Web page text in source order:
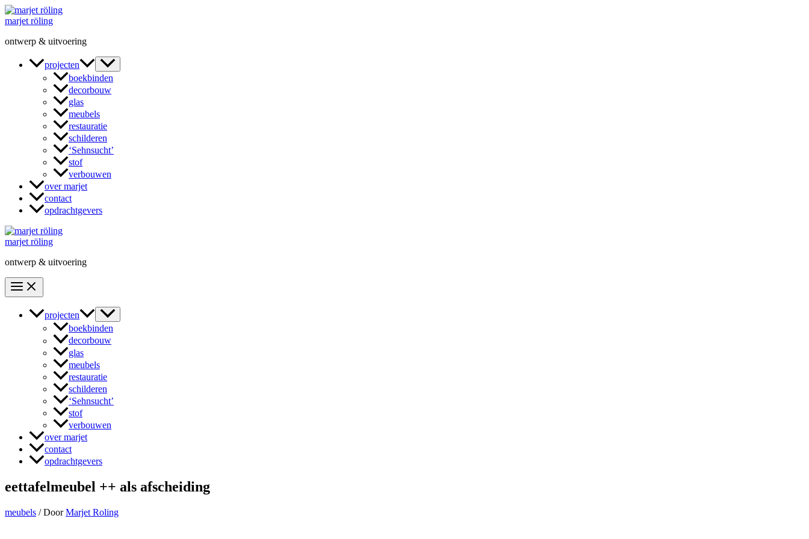
Ga
naar
inhoud
marjet röling
ontwerp & uitvoering
projecten
boekbinden
decorbouw
glas
meubels
restauratie
schilderen
‘Sehnsucht’
stof
verbouwen
over marjet
contact
opdrachtgevers
marjet röling
ontwerp & uitvoering
projecten
boekbinden
decorbouw
glas
meubels
restauratie
schilderen
‘Sehnsucht’
stof
verbouwen
over marjet
contact
opdrachtgevers
eettafelmeubel ++ als afscheiding
meubels / DoorMarjet Roling